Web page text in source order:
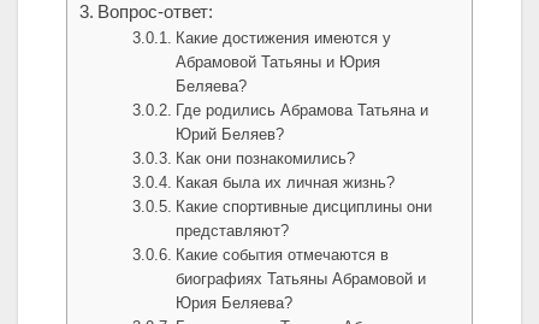
Вопрос-ответ:
Какие достижения имеются у
Абрамовой Татьяны и Юрия
Беляева?
Где родились Абрамова Татьяна и
Юрий Беляев?
Как они познакомились?
Какая была их личная жизнь?
Какие спортивные дисциплины они
представляют?
Какие события отмечаются в
биографиях Татьяны Абрамовой и
Юрия Беляева?